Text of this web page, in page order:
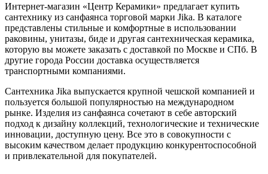
Интернет-магазин «Центр Керамики» предлагает купить
сантехнику из санфаянса торговой марки Jika. В каталоге
представлены стильные и комфортные в использовании
раковины, унитазы, биде и другая сантехническая керамика,
которую вы можете заказать с доставкой по Москве и СПб. В
другие города России доставка осуществляется
транспортными компаниями.
Сантехника Jika выпускается крупной чешской компанией и
пользуется большой популярностью на международном
рынке. Изделия из санфаянса сочетают в себе авторский
подход к дизайну коллекций, технологические и технические
инновации, доступную цену. Все это в совокупности с
высоким качеством делает продукцию конкурентоспособной
и привлекательной для покупателей.